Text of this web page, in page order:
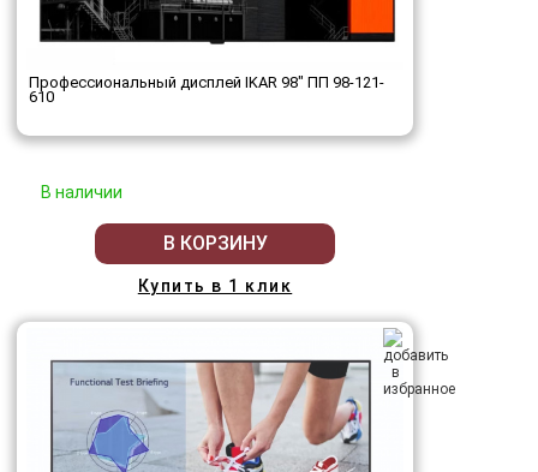
Профессиональный дисплей IKAR 98" ПП 98-121-
610
В наличии
В КОРЗИНУ
Купить в 1 клик